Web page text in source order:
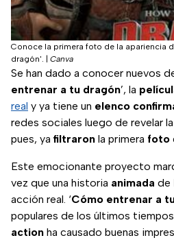
Conoce la primera foto de la apariencia
dragón'.
Canva
Se han dado a conocer nuevos
entrenar a tu dragón’, la
real y ya tiene un elenco
redes sociales luego de revelar
pues, ya filtraron la primera foto
Este emocionante proyecto
vez que una historia animada de
acción real. ‘Cómo entrenar a
populares de los últimos
action ha causado buenas